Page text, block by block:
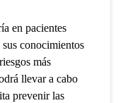
en pacientes
conocimientos
más
llevar a cabo
prevenir las